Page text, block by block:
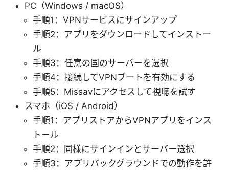
PC（Windows / macOS）
手順1：VPNサービスにサインアップ
手順2：アプリをダウンロードしてインストー
ル
手順3：任意の国のサーバーを選択
手順4：接続してVPNブートを有効にする
手順5：Missavにアクセスして視聴を試す
スマホ（iOS / Android）
手順1：アプリストアからVPNアプリをインス
トール
手順2：同様にサインインとサーバー選択
手順3：アプリバックグラウンドでの動作を許